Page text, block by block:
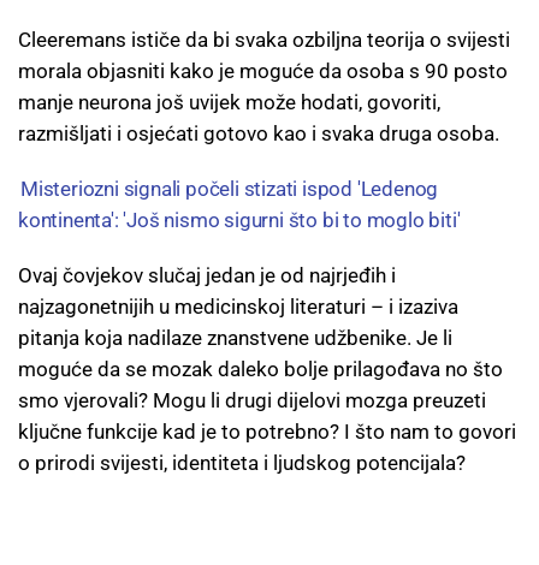
Cleeremans ističe da bi svaka ozbiljna teorija o svijesti
morala objasniti kako je moguće da osoba s 90 posto
manje neurona još uvijek može hodati, govoriti,
razmišljati i osjećati gotovo kao i svaka druga osoba.
Misteriozni signali počeli stizati ispod 'Ledenog
kontinenta': 'Još nismo sigurni što bi to moglo biti'
Ovaj čovjekov slučaj jedan je od najrjeđih i
najzagonetnijih u medicinskoj literaturi – i izaziva
pitanja koja nadilaze znanstvene udžbenike. Je li
moguće da se mozak daleko bolje prilagođava no što
smo vjerovali? Mogu li drugi dijelovi mozga preuzeti
ključne funkcije kad je to potrebno? I što nam to govori
o prirodi svijesti, identiteta i ljudskog potencijala?